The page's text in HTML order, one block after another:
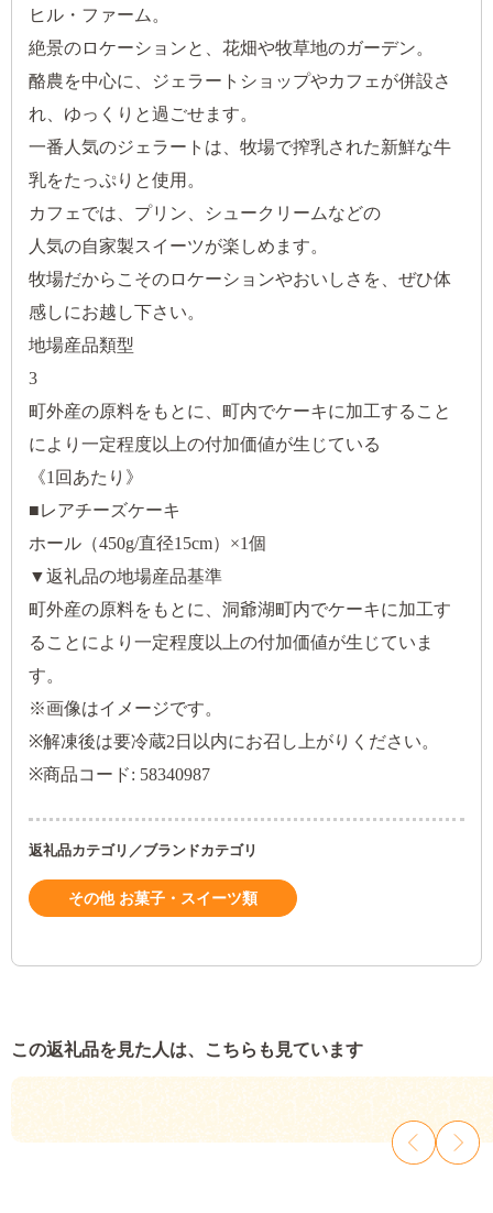
ヒル・ファーム。
絶景のロケーションと、花畑や牧草地のガーデン。
酪農を中心に、ジェラートショップやカフェが併設さ
れ、ゆっくりと過ごせます。
一番人気のジェラートは、牧場で搾乳された新鮮な牛
乳をたっぷりと使用。
カフェでは、プリン、シュークリームなどの
人気の自家製スイーツが楽しめます。
牧場だからこそのロケーションやおいしさを、ぜひ体
感しにお越し下さい。
地場産品類型
3
町外産の原料をもとに、町内でケーキに加工すること
により一定程度以上の付加価値が生じている
《1回あたり》
■レアチーズケーキ
ホール（450g/直径15cm）×1個
▼返礼品の地場産品基準
町外産の原料をもとに、洞爺湖町内でケーキに加工す
ることにより一定程度以上の付加価値が生じていま
す。
※画像はイメージです。
※解凍後は要冷蔵2日以内にお召し上がりください。
※商品コード: 58340987
返礼品カテゴリ／ブランドカテゴリ
その他 お菓子・スイーツ類
この返礼品を見た人は、こちらも見ています